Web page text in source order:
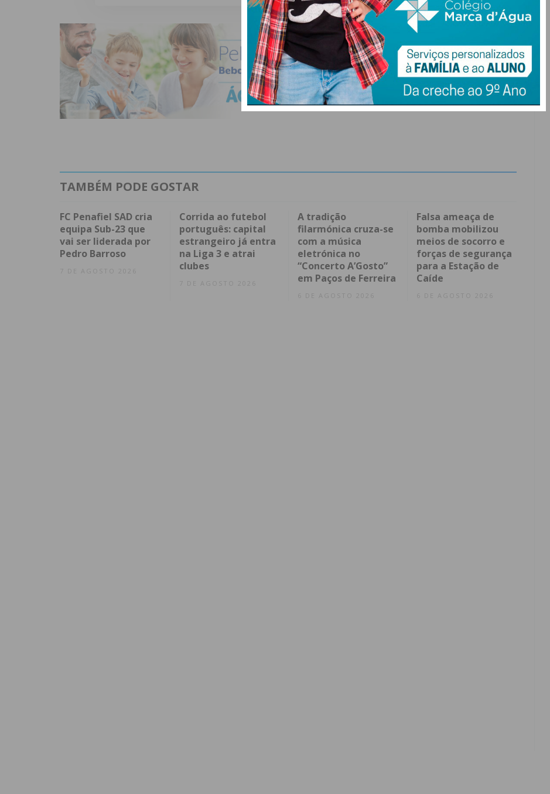
TAMBÉM PODE GOSTAR
FC Penafiel SAD cria
equipa Sub-23 que
vai ser liderada por
Pedro Barroso
7 DE AGOSTO 2026
Corrida ao futebol
português: capital
estrangeiro já entra
na Liga 3 e atrai
clubes
7 DE AGOSTO 2026
A tradição
filarmónica cruza-se
com a música
eletrónica no
“Concerto A’Gosto”
em Paços de Ferreira
6 DE AGOSTO 2026
Falsa ameaça de
bomba mobilizou
meios de socorro e
forças de segurança
para a Estação de
Caíde
6 DE AGOSTO 2026